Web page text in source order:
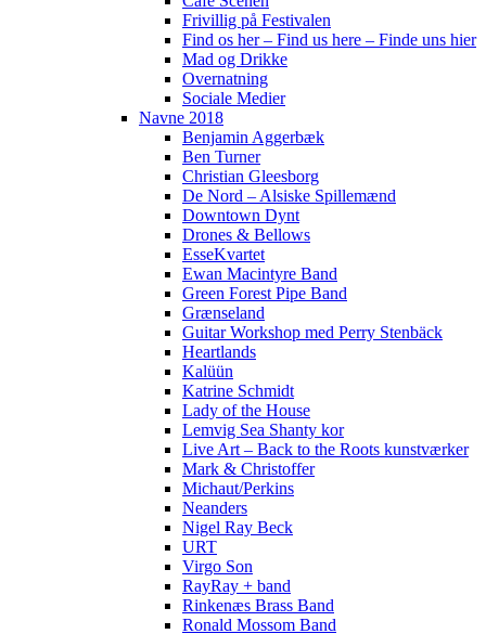
Frivillig på Festivalen
Find os her – Find us here – Finde uns hier
Mad og Drikke
Overnatning
Sociale Medier
Navne 2018
Benjamin Aggerbæk
Ben Turner
Christian Gleesborg
De Nord – Alsiske Spillemænd
Downtown Dynt
Drones & Bellows
EsseKvartet
Ewan Macintyre Band
Green Forest Pipe Band
Grænseland
Guitar Workshop med Perry Stenbäck
Heartlands
Kalüün
Katrine Schmidt
Lady of the House
Lemvig Sea Shanty kor
Live Art – Back to the Roots kunstværker
Mark & Christoffer
Michaut/Perkins
Neanders
Nigel Ray Beck
URT
Virgo Son
RayRay + band
Rinkenæs Brass Band
Ronald Mossom Band